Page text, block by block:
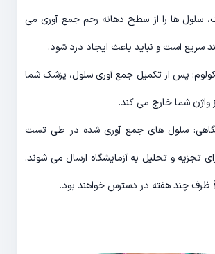
سلول ها را از سطح دهانه رحم جمع آوری می
سریع است و نباید باعث ایجاد درد شود.
پس از تکمیل جمع آوری سلول، پزشک شما
واژن شما خارج می کند.
سلول های جمع آوری شده در طی تست
تجزیه و تحلیل به آزمایشگاه ارسال می شوند.
ظرف چند هفته در دسترس خواهند بود.